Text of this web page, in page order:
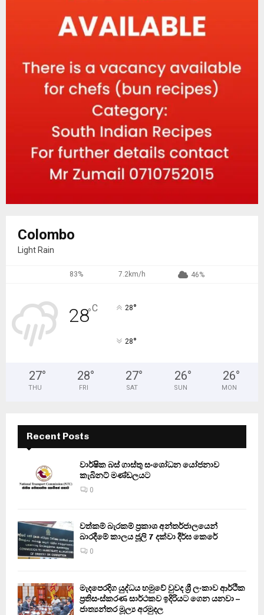
Colombo
Light Rain
83% 7.2km/h 46%
28°C 28°
28°
27°
THU
28°
FRI
27°
SAT
26°
SUN
26°
MON
Recent Posts
වාර්ෂික බස් ගාස්තු සංශෝධන යෝජනාව
කැබිනට් මණ්ඩලයට
0
වත්කම් බැරකම් ප්‍රකාශ අන්තර්ජාලයෙන්
බාරදීමේ කාලය ජූලි 7 දක්වා දීර්ඝ කෙරේ
0
මැදපෙරදිග යුද්ධය හමුවේ වුවද ශ්‍රී ලංකාව ආර්ථික
ප්‍රතිසංස්කරණ සාර්ථකව ඉදිරියට ගෙන යනවා –
ජාත්‍යන්තර මූල්‍ය අරමුදල